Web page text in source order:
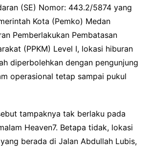
(SE) Nomor: 443.2/5874 yang
Kota (Pemko) Medan
Pemberlakukan Pembatasan
(PPKM) Level I, lokasi hiburan
diperbolehkan dengan pengunjung
operasional tetap sampai pukul
tampaknya tak berlaku pada
Heaven7. Betapa tidak, lokasi
berada di Jalan Abdullah Lubis,